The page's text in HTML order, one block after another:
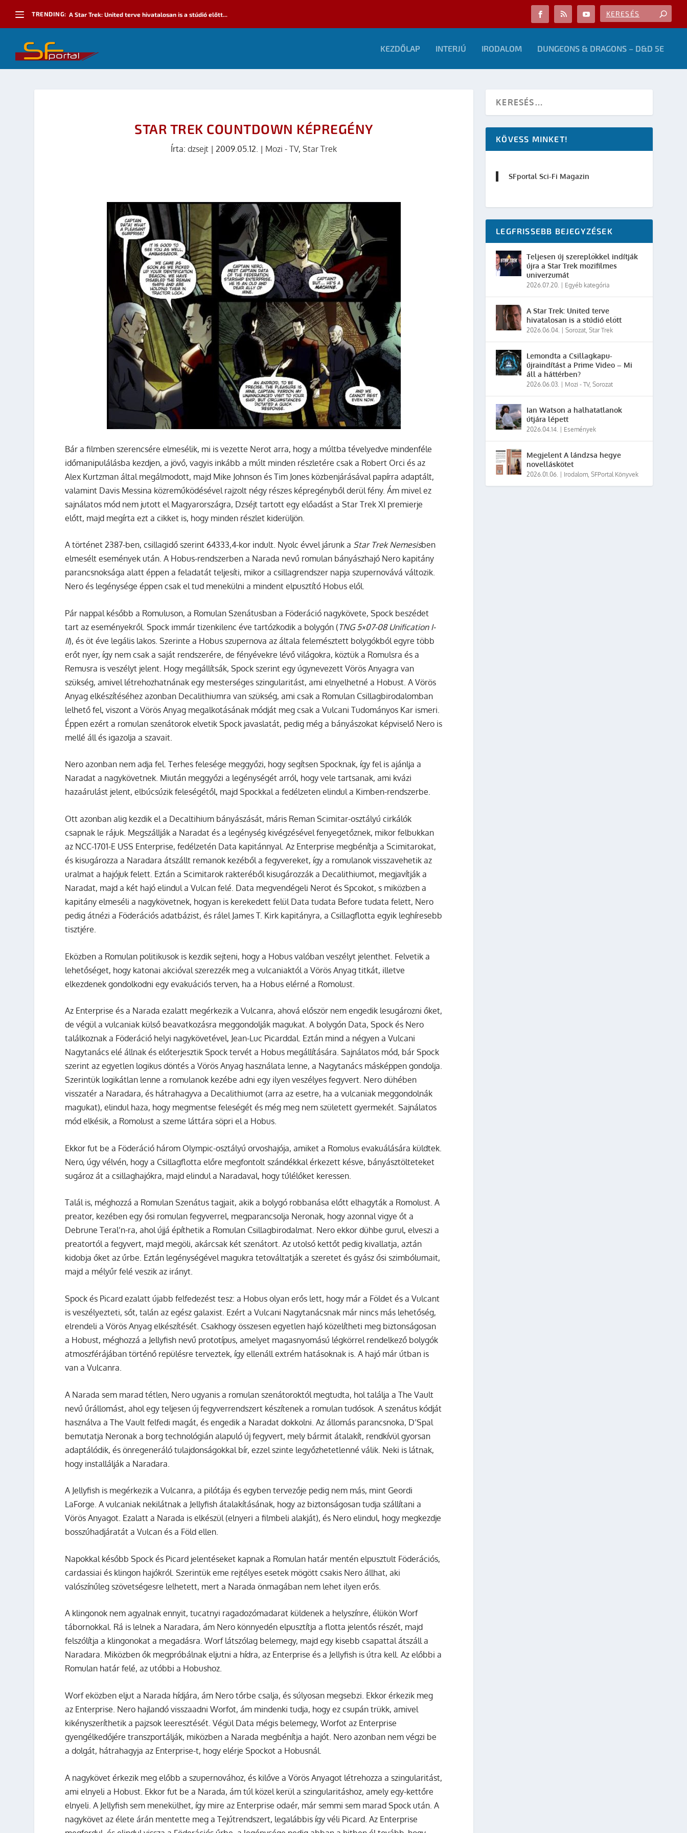
TRENDING: A Star Trek: United terve hivatalosan is a stúdió előtt...
KEZDŐLAP INTERJÚ IRODALOM DUNGEONS & DRAGONS – D&D 5E
STAR TREK COUNTDOWN KÉPREGÉNY
Írta:dzsejt |2009.05.12. | Mozi - TV,Star Trek
Bár a filmben szerencsére elmesélik, mi is vezette Nerot arra, hogy a múltba tévelyedve mindenféle
időmanipulálásba kezdjen, a jövő, vagyis inkább a múlt minden részletére csak a Robert Orci és az
Alex Kurtzman által megálmodott, majd Mike Johnson és Tim Jones közbenjárásával papírra adaptált,
valamint Davis Messina közreműködésével rajzolt négy részes képregényből derül fény. Ám mivel ez
sajnálatos mód nem jutott el Magyarországra, Dzséjt tartott egy előadást a Star Trek XI premierje
előtt, majd megírta ezt a cikket is, hogy minden részlet kiderüljön.
A történet 2387-ben, csillagidő szerint 64333,4-kor indult. Nyolc évvel járunk a Star Trek Nemesisben
elmesélt események után. A Hobus-rendszerben a Narada nevű romulan bányászhajó Nero kapitány
parancsnoksága alatt éppen a feladatát teljesíti, mikor a csillagrendszer napja szupernovává változik.
Nero és legénysége éppen csak el tud menekülni a mindent elpusztító Hobus elől.
Pár nappal később a Romuluson, a Romulan Szenátusban a Föderáció nagykövete, Spock beszédet
tart az eseményekről. Spock immár tizenkilenc éve tartózkodik a bolygón (TNG 5×07-08 Unification I-
II), és öt éve legális lakos. Szerinte a Hobus szupernova az általa felemésztett bolygókból egyre több
erőt nyer, így nem csak a saját rendszerére, de fényévekre lévő világokra, köztük a Romulsra és a
Remusra is veszélyt jelent. Hogy megállítsák, Spock szerint egy úgynevezett Vörös Anyagra van
szükség, amivel létrehozhatnának egy mesterséges szingularitást, ami elnyelhetné a Hobust. A Vörös
Anyag elkészítéséhez azonban Decalithiumra van szükség, ami csak a Romulan Csillagbirodalomban
lelhető fel, viszont a Vörös Anyag megalkotásának módját meg csak a Vulcani Tudományos Kar ismeri.
Éppen ezért a romulan szenátorok elvetik Spock javaslatát, pedig még a bányászokat képviselő Nero is
mellé áll és igazolja a szavait.
Nero azonban nem adja fel. Terhes felesége meggyőzi, hogy segítsen Spocknak, így fel is ajánlja a
Naradat a nagykövetnek. Miután meggyőzi a legénységét arról, hogy vele tartsanak, ami kvázi
hazaárulást jelent, elbúcsúzik feleségétől, majd Spockkal a fedélzeten elindul a Kimben-rendszerbe.
Ott azonban alig kezdik el a Decaltihium bányászását, máris Reman Scimitar-osztályú cirkálók
csapnak le rájuk. Megszállják a Naradat és a legénység kivégzésével fenyegetőznek, mikor felbukkan
az NCC-1701-E USS Enterprise, fedélzetén Data kapitánnyal. Az Enterprise megbénítja a Scimitarokat,
és kisugározza a Naradara átszállt remanok kezéből a fegyvereket, így a romulanok visszavehetik az
uralmat a hajójuk felett. Eztán a Scimitarok rakteréből kisugározzák a Decalithiumot, megjavítják a
Naradat, majd a két hajó elindul a Vulcan felé. Data megvendégeli Nerot és Spcokot, s miközben a
kapitány elmeséli a nagykövetnek, hogyan is kerekedett felül Data tudata Before tudata felett, Nero
pedig átnézi a Föderációs adatbázist, és rálel James T. Kirk kapitányra, a Csillagflotta egyik leghíresebb
tisztjére.
Eközben a Romulan politikusok is kezdik sejteni, hogy a Hobus valóban veszélyt jelenthet. Felvetik a
lehetőséget, hogy katonai akcióval szerezzék meg a vulcaniaktól a Vörös Anyag titkát, illetve
elkezdenek gondolkodni egy evakuációs terven, ha a Hobus elérné a Romolust.
Az Enterprise és a Narada ezalatt megérkezik a Vulcanra, ahová először nem engedik lesugározni őket,
de végül a vulcaniak külső beavatkozásra meggondolják magukat. A bolygón Data, Spock és Nero
találkoznak a Föderáció helyi nagykövetével, Jean-Luc Picarddal. Eztán mind a négyen a Vulcani
Nagytanács elé állnak és előterjesztik Spock tervét a Hobus megállítására. Sajnálatos mód, bár Spock
szerint az egyetlen logikus döntés a Vörös Anyag használata lenne, a Nagytanács másképpen gondolja.
Szerintük logikátlan lenne a romulanok kezébe adni egy ilyen veszélyes fegyvert. Nero dühében
visszatér a Naradara, és hátrahagyva a Decalithiumot (arra az esetre, ha a vulcaniak meggondolnák
magukat), elindul haza, hogy megmentse feleségét és még meg nem született gyermekét. Sajnálatos
mód elkésik, a Romolust a szeme láttára söpri el a Hobus.
Ekkor fut be a Föderáció három Olympic-osztályú orvoshajója, amiket a Romolus evakuálására küldtek.
Nero, úgy vélvén, hogy a Csillagflotta előre megfontolt szándékkal érkezett késve, bányásztölteteket
sugároz át a csillaghajókra, majd elindul a Naradaval, hogy túlélőket keressen.
Talál is, méghozzá a Romulan Szenátus tagjait, akik a bolygó robbanása előtt elhagyták a Romolust. A
preator, kezében egy ősi romulan fegyverrel, megparancsolja Neronak, hogy azonnal vigye őt a
Debrune Teral’n-ra, ahol újjá építhetik a Romulan Csillagbirodalmat. Nero ekkor dühbe gurul, elveszi a
preatortól a fegyvert, majd megöli, akárcsak két szenátort. Az utolsó kettőt pedig kivallatja, aztán
kidobja őket az űrbe. Eztán legénységével magukra tetováltatják a szeretet és gyász ősi szimbólumait,
majd a mélyűr felé veszik az irányt.
Spock és Picard ezalatt újabb felfedezést tesz: a Hobus olyan erős lett, hogy már a Földet és a Vulcant
is veszélyezteti, sőt, talán az egész galaxist. Ezért a Vulcani Nagytanácsnak már nincs más lehetőség,
elrendeli a Vörös Anyag elkészítését. Csakhogy összesen egyetlen hajó közelítheti meg biztonságosan
a Hobust, méghozzá a Jellyfish nevű prototípus, amelyet magasnyomású légkörrel rendelkező bolygók
atmoszférájában történő repülésre terveztek, így ellenáll extrém hatásoknak is. A hajó már útban is
van a Vulcanra.
A Narada sem marad tétlen, Nero ugyanis a romulan szenátoroktól megtudta, hol találja a The Vault
nevű űrállomást, ahol egy teljesen új fegyverrendszert készítenek a romulan tudósok. A szenátus kódját
használva a The Vault felfedi magát, és engedik a Naradat dokkolni. Az állomás parancsnoka, D’Spal
bemutatja Neronak a borg technológián alapuló új fegyvert, mely bármit átalakít, rendkívül gyorsan
adaptálódik, és önregeneráló tulajdonságokkal bír, ezzel szinte legyőzhetetlenné válik. Neki is látnak,
hogy installálják a Naradara.
A Jellyfish is megérkezik a Vulcanra, a pilótája és egyben tervezője pedig nem más, mint Geordi
LaForge. A vulcaniak nekilátnak a Jellyfish átalakításának, hogy az biztonságosan tudja szállítani a
Vörös Anyagot. Ezalatt a Narada is elkészül (elnyeri a filmbeli alakját), és Nero elindul, hogy megkezdje
bosszúhadjáratát a Vulcan és a Föld ellen.
Napokkal később Spock és Picard jelentéseket kapnak a Romulan határ mentén elpusztult Föderációs,
cardassiai és klingon hajókról. Szerintük eme rejtélyes esetek mögött csakis Nero állhat, aki
valószínűleg szövetségesre lelhetett, mert a Narada önmagában nem lehet ilyen erős.
A klingonok nem agyalnak ennyit, tucatnyi ragadozómadarat küldenek a helyszínre, élükön Worf
tábornokkal. Rá is lelnek a Naradara, ám Nero könnyedén elpusztítja a flotta jelentős részét, majd
felszólítja a klingonokat a megadásra. Worf látszólag belemegy, majd egy kisebb csapattal átszáll a
Naradara. Miközben ők megpróbálnak eljutni a hídra, az Enterprise és a Jellyfish is útra kell. Az előbbi a
Romulan határ felé, az utóbbi a Hobushoz.
Worf eközben eljut a Narada hídjára, ám Nero tőrbe csalja, és súlyosan megsebzi. Ekkor érkezik meg
az Enterprise. Nero hajlandó visszaadni Worfot, ám mindenki tudja, hogy ez csupán trükk, amivel
kikényszeríthetik a pajzsok leeresztését. Végül Data mégis belemegy, Worfot az Enterprise
gyengélkedőjére transzportálják, miközben a Narada megbénítja a hajót. Nero azonban nem végzi be
a dolgát, hátrahagyja az Enterprise-t, hogy elérje Spockot a Hobusnál.
A nagykövet érkezik meg előbb a szupernovához, és kilőve a Vörös Anyagot létrehozza a szingularitást,
ami elnyeli a Hobust. Ekkor fut be a Narada, ám túl közel kerül a szingularitáshoz, amely egy-kettőre
elnyeli. A Jellyfish sem menekülhet, így mire az Enterprise odaér, már semmi sem marad Spock után. A
nagykövet az élete árán mentette meg a Tejútrendszert, legalábbis így véli Picard. Az Enterprise
KÖVESS MINKET!
SFportal Sci-Fi Magazin
LEGFRISSEBB BEJEGYZÉSEK
Teljesen új szereplőkkel indítják
újra a Star Trek mozifilmes
univerzumát
2026.07.20. Egyéb kategória
A Star Trek: United terve
hivatalosan is a stúdió előtt
2026.06.04. |Sorozat,Star Trek
Lemondta a Csillagkapu-
újraindítást a Prime Video – Mi
áll a háttérben?
2026.06.03. Mozi - TV,Sorozat
Ian Watson a halhatatlanok
útjára lépett
2026.04.14. Események
Megjelent A lándzsa hegye
novelláskötet
2026.01.06. Irodalom,SFPortal Könyvek